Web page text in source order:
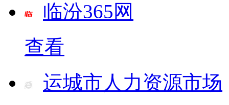
临汾365网
查看
运城市人力资源市场